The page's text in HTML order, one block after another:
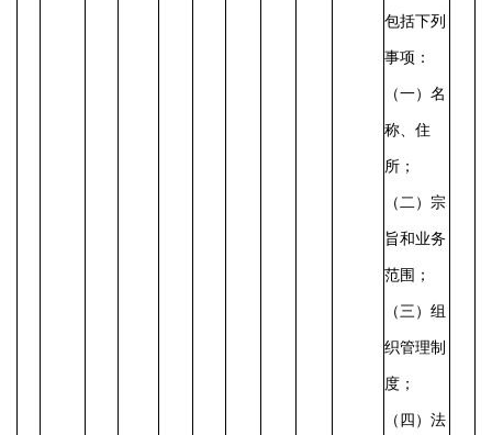
包括下列
事项：
（一）名
称、住
所；
（二）宗
旨和业务
范围；
（三）组
织管理制
度；
（四）法